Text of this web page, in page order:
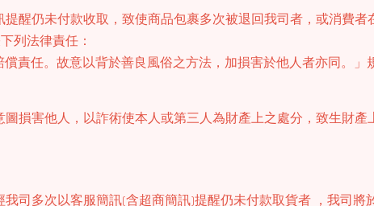
醒仍未付款收取，致使商品包裹多次被退回我司者，或消費
列法律責任：
責任。故意以背於善良風俗之方法，加損害於他人者亦同。
損害他人，以詐術使本人或第三人為財產上之處分，致生財
多次以客服簡訊(含超商簡訊)提醒仍未付款取貨者 ，我司將於